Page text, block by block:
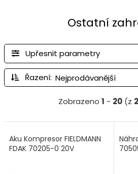
Ostatní
Upřesnit parametry
Řazení:
Zobrazeno 1 - 20 (z
Aku Kompresor FIELDMANN
FDAK 70205-0 20V